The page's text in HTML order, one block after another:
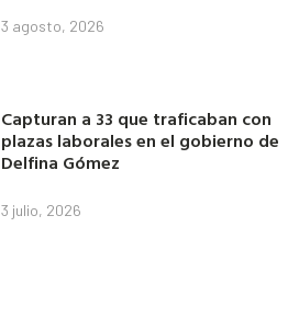
3 agosto, 2026
Capturan a 33 que traficaban con
plazas laborales en el gobierno de
Delfina Gómez
3 julio, 2026